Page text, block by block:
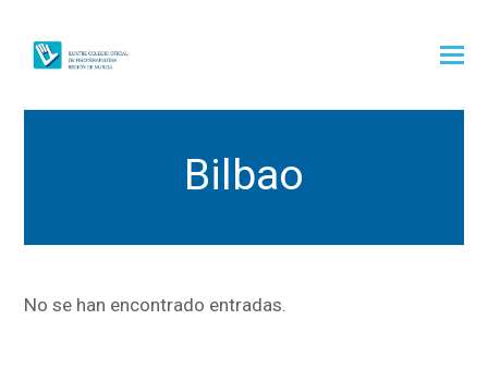
Bilbao
No se han encontrado entradas.